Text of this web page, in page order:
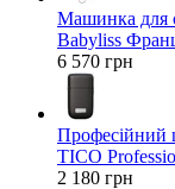
Машинка для
Babyliss
6 570 грн
Професійний
TICO
2 180 грн